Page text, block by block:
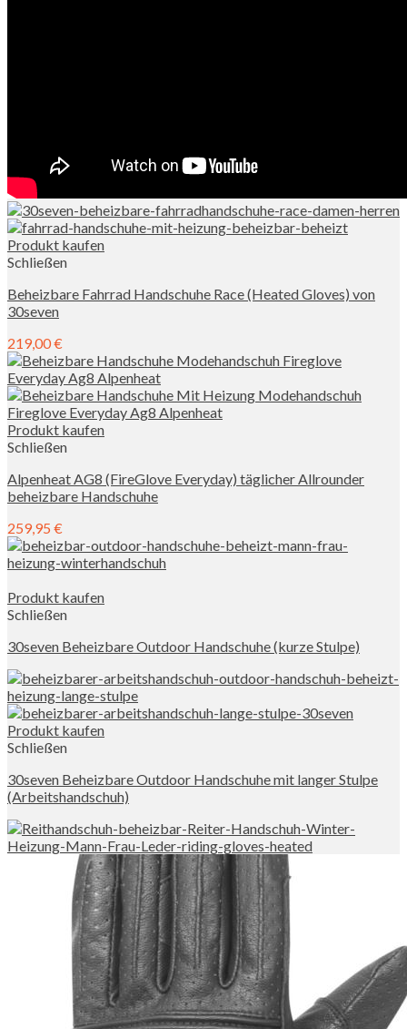
Produkt kaufen
Schließen
Beheizbare Fahrrad Handschuhe Race (Heated Gloves) von
30seven
219,00€
Produkt kaufen
Schließen
Alpenheat AG8 (FireGlove Everyday) täglicher Allrounder
beheizbare Handschuhe
259,95 €
Produkt kaufen
Schließen
30seven Beheizbare Outdoor Handschuhe (kurze Stulpe)
Produkt kaufen
Schließen
30seven Beheizbare Outdoor Handschuhe mit langer Stulpe
(Arbeitshandschuh)